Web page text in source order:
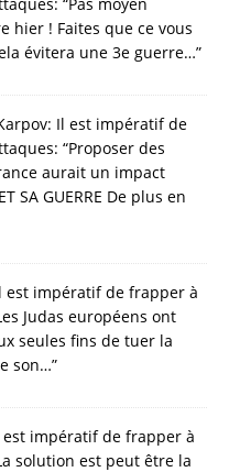
: “Pas moyen
hier ! Faites que ce vous
évitera une 3e guerre…”
Il est impératif de
: “Proposer des
aurait un impact
SA GUERRE De plus en
est impératif de frapper à
Judas européens ont
seules fins de tuer la
son…”
est impératif de frapper à
solution est peut être la